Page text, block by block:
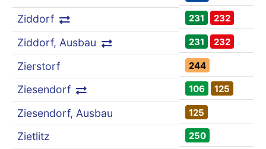
Ziddorf 231 232
Ziddorf, Ausbau 231 232
Zierstorf 244
Ziesendorf 106 125
Ziesendorf, Ausbau 125
Zietlitz 250